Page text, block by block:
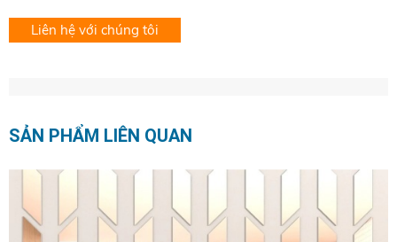
Liên hệ với chúng tôi
SẢN PHẨM LIÊN QUAN